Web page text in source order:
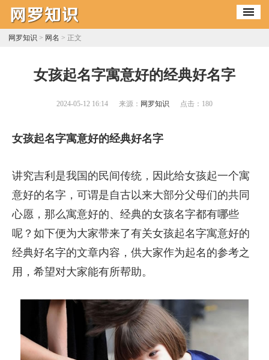
网罗知识 > 网名 > 正文
​女孩起名字寓意好的经典好名字
2024-05-12 16:14 来源： 网罗知识 点击： 180
女孩起名字寓意好的经典好名字
讲究吉利是我国的民间传统，因此给女孩起一个寓
意好的名字，可谓是自古以来大部分父母们的共同
心愿，那么寓意好的、经典的女孩名字都有哪些
呢？如下便为大家带来了有关女孩起名字寓意好的
经典好名字的文章内容，供大家作为起名的参考之
用，希望对大家能有所帮助。